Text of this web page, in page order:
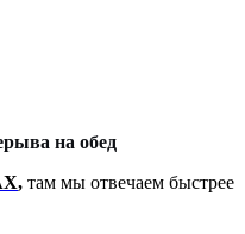
на обед
, там мы отвечаем быстрее